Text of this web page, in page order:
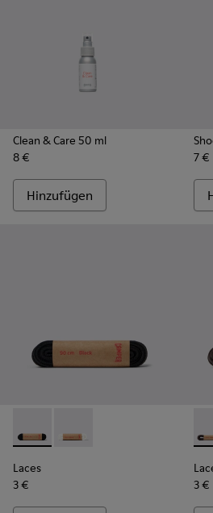
Clean & Care 50 ml
8 €
Hinzufügen
7 €
Laces - KL00006-001 - Flache
Laces - KL00006-002 -
Laces
3 €
3 €